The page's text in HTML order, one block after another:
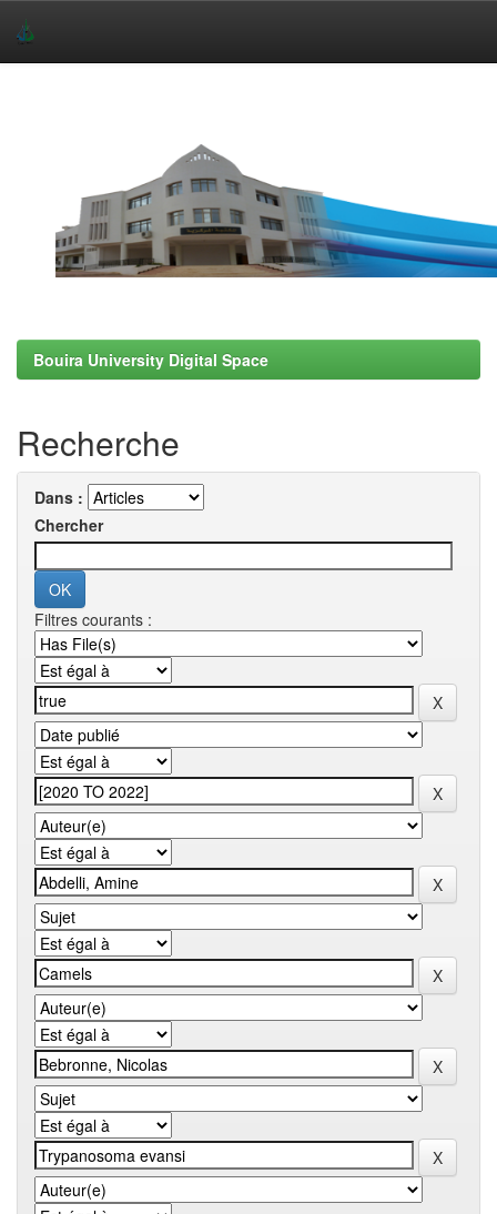
Bouira University Digital Space
Recherche
Dans :
Chercher
Filtres courants :